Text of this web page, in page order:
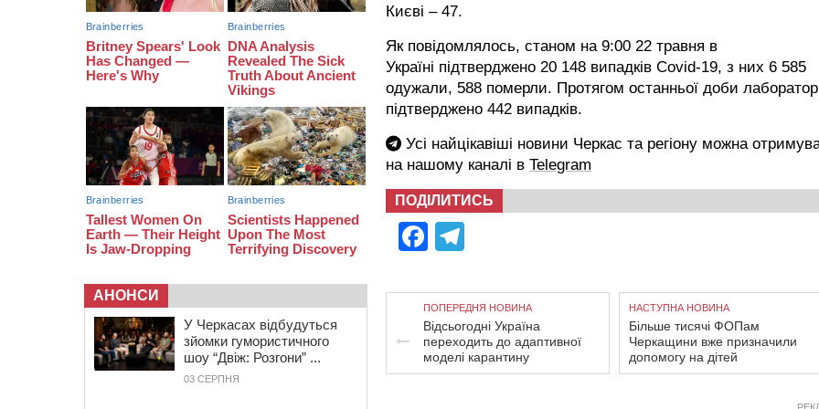
Києві – 47.
Як повідомлялось, станом на 9:00 22 травня в
Україні підтверджено 20 148 випадків Covid-19, з них 6 585
одужали, 588 померли. Протягом останньої доби
підтверджено 442 випадків.
Усі найцікавіші новини Черкас та регіону можна
на нашому каналі в Telegram
ПОДІЛИТИСЬ
Facebook
ПОПЕРЕДНЯ НОВИНА
Відсьогодні Україна
переходить до адаптивної
моделі карантину
НАСТУПНА НОВИНА
Більше тисячі ФОПам
Черкащини вже призначили
допомогу на дітей
тис грн штрафу за незаконні зміни
до договору
08:20 Обрано претендента на посаду
директора Мокрокалигірського
психоневрологічного інтернату
07:23 Уманські міграційники видворили з
країни грузина, який відсидів
термін у колонії
АНОНСИ
У Черкасах відбудуться
зйомки гумористичного
шоу “Двіж: Розгони” ...
03 СЕРПНЯ